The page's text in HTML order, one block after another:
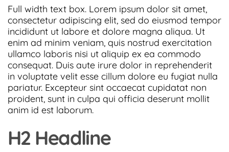
Full width text box. Lorem ipsum dolor sit amet,
consectetur adipiscing elit, sed do eiusmod tempor
incididunt ut labore et dolore magna aliqua. Ut
enim ad minim veniam, quis nostrud exercitation
ullamco laboris nisi ut aliquip ex ea commodo
consequat. Duis aute irure dolor in reprehenderit
in voluptate velit esse cillum dolore eu fugiat nulla
pariatur. Excepteur sint occaecat cupidatat non
proident, sunt in culpa qui officia deserunt mollit
anim id est laborum.
H2 Headline